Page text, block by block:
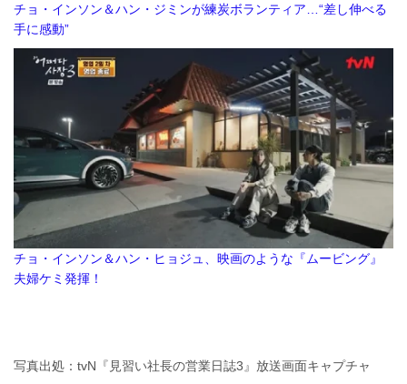
チョ・インソン＆ハン・ジミンが練炭ボランティア…“差し伸べる
手に感動”
チョ・インソン＆ハン・ヒョジュ、映画のような『ムービング』
夫婦ケミ発揮！
写真出処：tvN『見習い社長の営業日誌3』放送画面キャプチャ